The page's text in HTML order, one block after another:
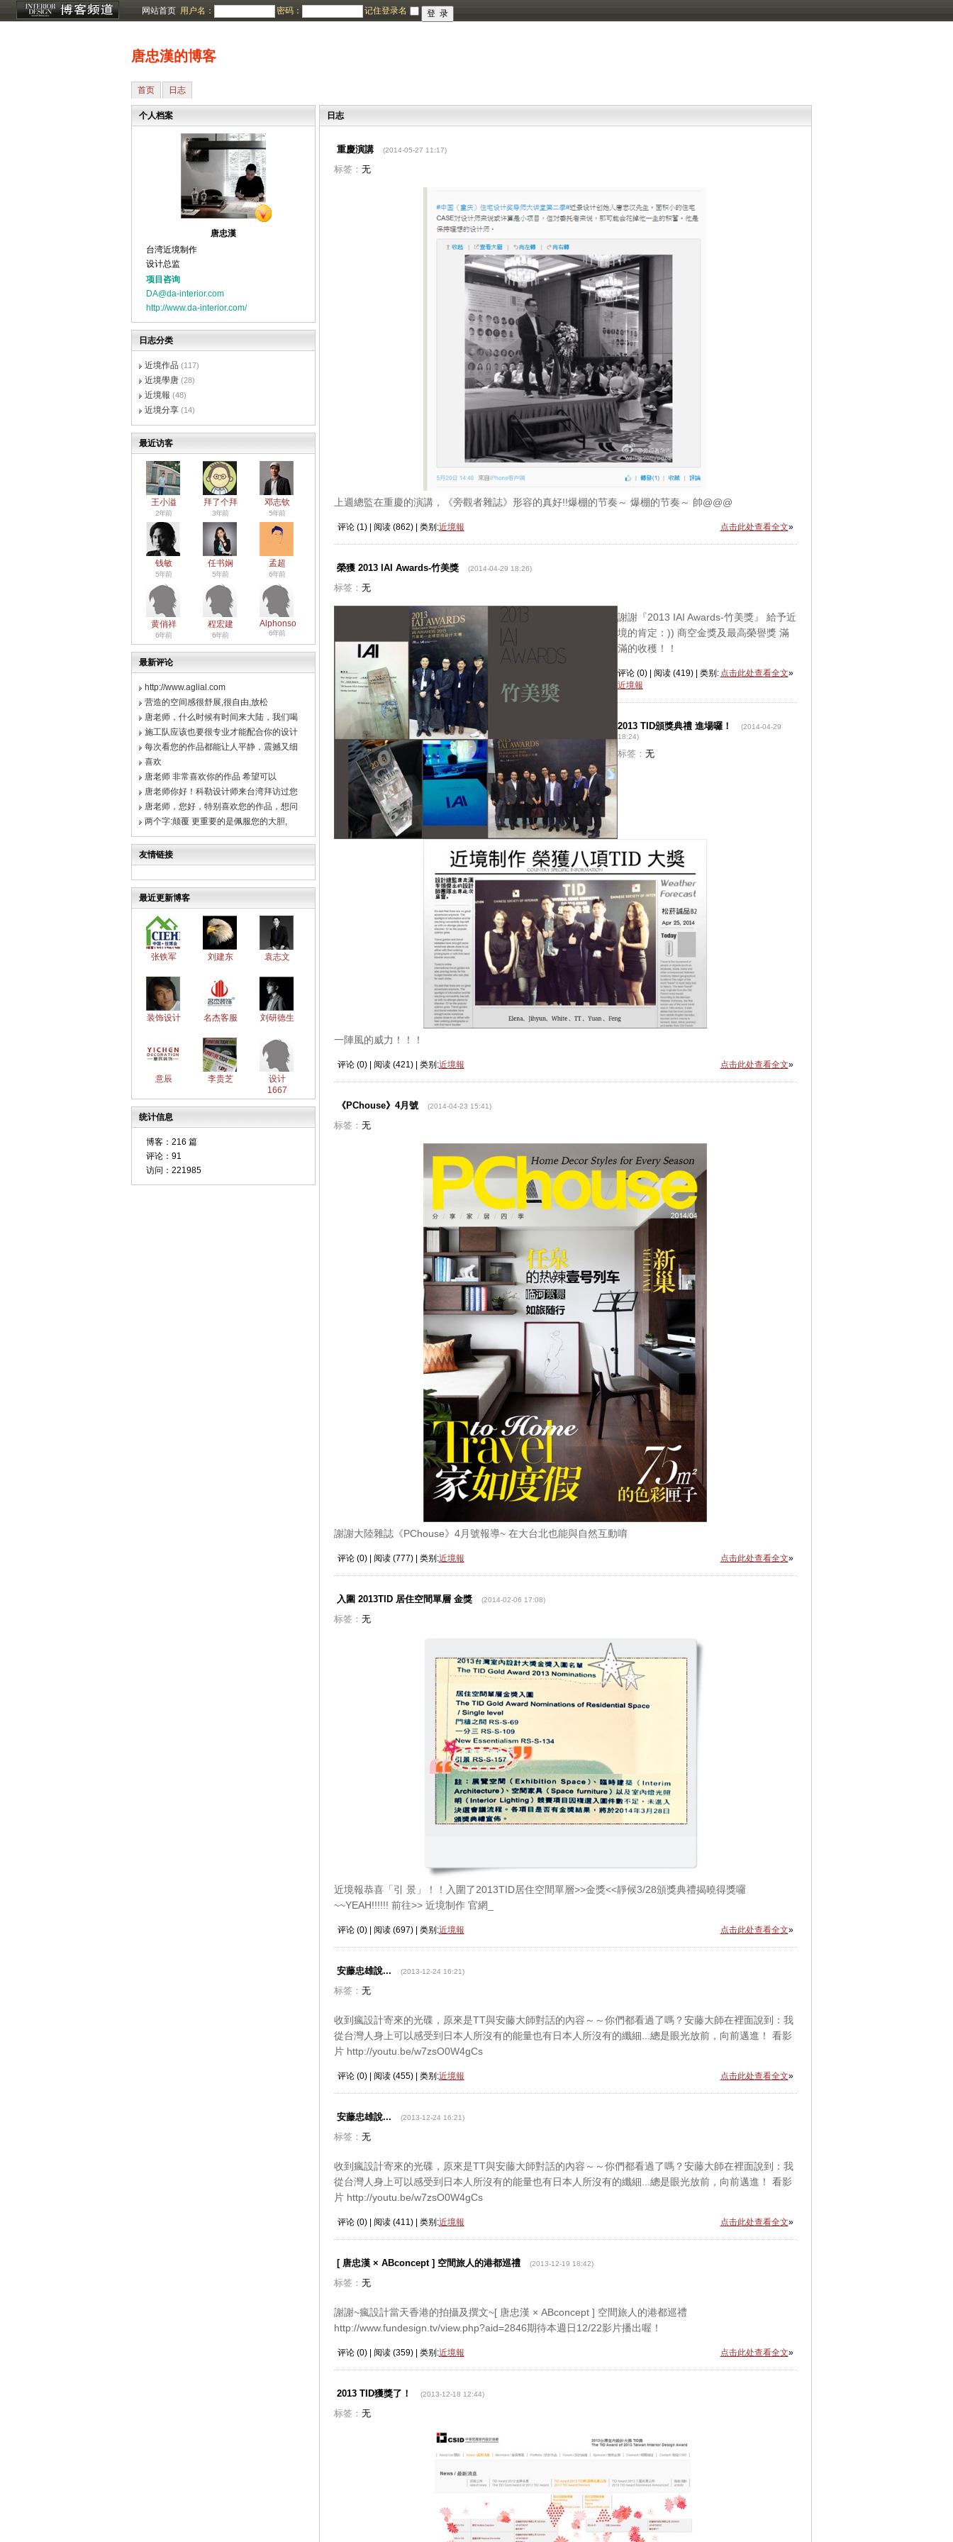
网站首页 用户名： 密码： 记住登录名
唐忠漢的博客
首页 日志
个人档案
唐忠漢
台湾近境制作
设计总监
项目咨询
DA@da-interior.com
http://www.da-interior.com/
日志分类
近境作品 (117)
近境學唐 (28)
近境報 (48)
近境分享 (14)
最近访客
王小溢
2年前
拜了个拜
3年前
邓志钦
5年前
钱敏
5年前
任书娴
5年前
孟超
6年前
黄俏祥
6年前
程宏建
6年前
Alphonso
6年前
最新评论
http://www.aglial.com
营造的空间感很舒展,很自由,放松
唐老师，什么时候有时间来大陆，我们喝
施工队应该也要很专业才能配合你的设计
每次看您的作品都能让人平静，震撼又细
喜欢
唐老师 非常喜欢你的作品 希望可以
唐老师你好！科勒设计师来台湾拜访过您
唐老师，您好，特别喜欢您的作品，想问
两个字:颠覆 更重要的是佩服您的大胆,
友情链接
最近更新博客
张铁军 刘建东 袁志文
装饰设计 名杰客服 刘研德生
意辰 李贵芝
设计
1667
统计信息
博客： 216 篇
评论： 91
访问： 221985
日志
重慶演講 (2014-05-27 11:17)
标签： 无
上週總監在重慶的演講，《旁觀者雜誌》形容的真好!!爆棚的节奏～ 爆棚的节奏～ 帥@@@
点击此处查看全文»
评论 (1) | 阅读 (862) | 类别:近境報
榮獲 2013 IAI Awards-竹美獎 (2014-04-29 18:26)
标签： 无
謝謝『2013 IAI Awards-竹美獎』 給予近
境的肯定：)) 商空金獎及最高榮譽獎 滿
滿的收穫！！
点击此处查看全文»
评论 (0) | 阅读 (419) | 类别:
近境報
2013 TID頒獎典禮 進場囉！
(2014-04-29
18:24)
标签： 无
一陣風的威力！！！
点击此处查看全文»
评论 (0) | 阅读 (421) | 类别:近境報
《PChouse》4月號 (2014-04-23 15:41)
标签： 无
謝謝大陸雜誌《PChouse》4月號報導~ 在大台北也能與自然互動唷
点击此处查看全文»
评论 (0) | 阅读 (777) | 类别:近境報
入圍 2013TID 居住空間單層 金獎 (2014-02-06 17:08)
标签： 无
近境報恭喜「引 景」！！入圍了2013TID居住空間單層>>金獎<<靜候3/28頒獎典禮揭曉得獎囉
~~YEAH!!!!!! 前往>> 近境制作 官網_
点击此处查看全文»
评论 (0) | 阅读 (697) | 类别:近境報
安藤忠雄說... (2013-12-24 16:21)
标签： 无
收到瘋設計寄來的光碟，原來是TT與安藤大師對話的內容～～你們都看過了嗎？安藤大師在裡面說到：我
從台灣人身上可以感受到日本人所沒有的能量也有日本人所沒有的纖細...總是眼光放前，向前邁進！ 看影
片 http://youtu.be/w7zsO0W4gCs
点击此处查看全文»
评论 (0) | 阅读 (455) | 类别:近境報
安藤忠雄說... (2013-12-24 16:21)
标签： 无
收到瘋設計寄來的光碟，原來是TT與安藤大師對話的內容～～你們都看過了嗎？安藤大師在裡面說到：我
從台灣人身上可以感受到日本人所沒有的能量也有日本人所沒有的纖細...總是眼光放前，向前邁進！ 看影
片 http://youtu.be/w7zsO0W4gCs
点击此处查看全文»
评论 (0) | 阅读 (411 ) | 类别:近境報
[ 唐忠漢 × ABconcept ] 空間旅人的港都巡禮 (2013-12-19 18:42)
标签： 无
謝謝~瘋設計當天香港的拍攝及撰文~[ 唐忠漢 × ABconcept ] 空間旅人的港都巡禮
http://www.fundesign.tv/view.php?aid=2846期待本週日12/22影片播出喔！
点击此处查看全文»
评论 (0) | 阅读 (359) | 类别:近境報
2013 TID獲獎了！ (2013-12-18 12:44)
标签： 无